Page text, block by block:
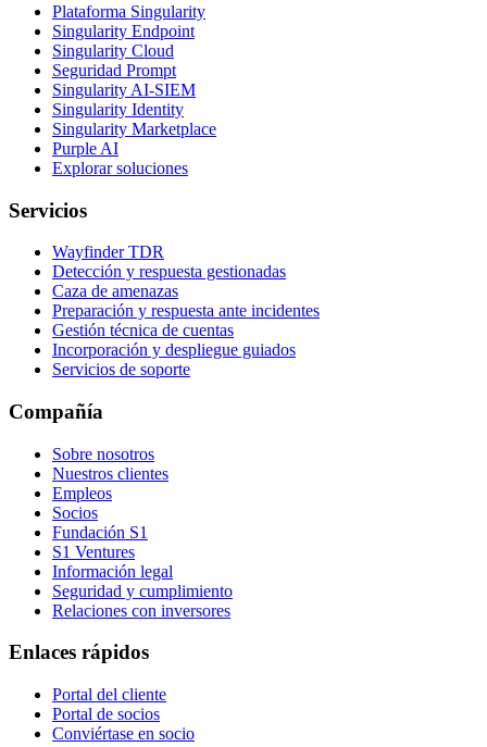
Plataforma Singularity
Singularity Endpoint
Singularity Cloud
Seguridad Prompt
Singularity AI-SIEM
Singularity Identity
Singularity Marketplace
Purple AI
Explorar soluciones
Servicios
Wayfinder TDR
Detección y respuesta gestionadas
Caza de amenazas
Preparación y respuesta ante incidentes
Gestión técnica de cuentas
Incorporación y despliegue guiados
Servicios de soporte
Compañía
Sobre nosotros
Nuestros clientes
Empleos
Socios
Fundación S1
S1 Ventures
Información legal
Seguridad y cumplimiento
Relaciones con inversores
Enlaces rápidos
Portal del cliente
Portal de socios
Conviértase en socio